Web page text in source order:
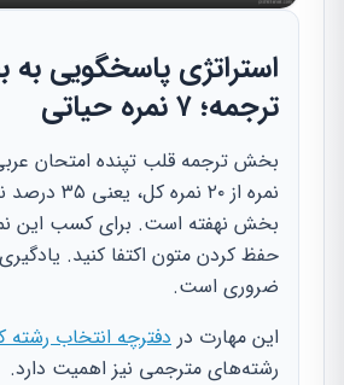
استراتژی پاسخگویی
ترجمه؛ ۷ نمره حیاتی
نمره از ۲۰
بخش نهفته است. برای کسب این
حفظ کردن متون اکتفا کنید.
ضروری است.
این مهارت در دفترچه انتخاب رشته
رشته‌های مترجمی نیز اهمیت دارد.